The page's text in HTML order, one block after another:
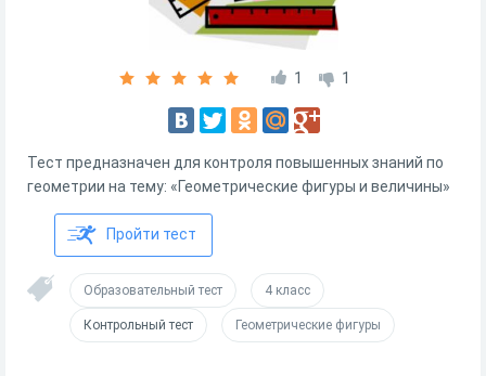
1 1
Тест предназначен для контроля повышенных знаний по
геометрии на тему: «Геометрические фигуры и величины»
Пройти тест
Образовательный тест 4 класс
Контрольный тест Геометрические фигуры